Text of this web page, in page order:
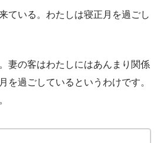
ている。わたしは寝正月を過ごし
妻の客はわたしにはあんまり関係
を過ごしているというわけです。